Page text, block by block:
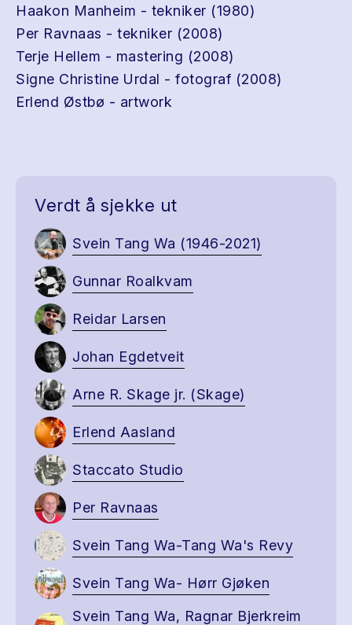
Haakon Manheim - tekniker (1980)
Per Ravnaas - tekniker (2008)
Terje Hellem - mastering (2008)
Signe Christine Urdal - fotograf (2008)
Erlend Østbø - artwork
Verdt å sjekke ut
Svein Tang Wa (1946-2021)
Gunnar Roalkvam
Reidar Larsen
Johan Egdetveit
Arne R. Skage jr. (Skage)
Erlend Aasland
Staccato Studio
Per Ravnaas
Svein Tang Wa-Tang Wa's Revy
Svein Tang Wa- Hørr Gjøken
Svein Tang Wa, Ragnar Bjerkreim